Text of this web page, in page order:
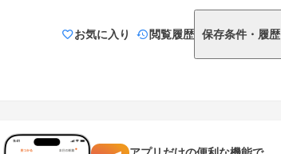
お気に入り 閲覧履歴 保存条件・履歴